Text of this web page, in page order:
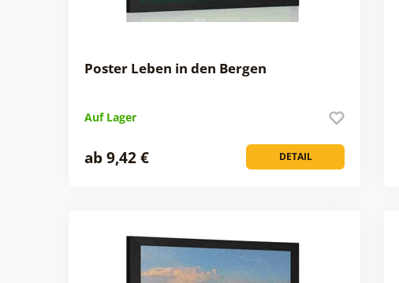
Poster Leben in den Bergen
Auf Lager
DETAIL
ab 9,42 €